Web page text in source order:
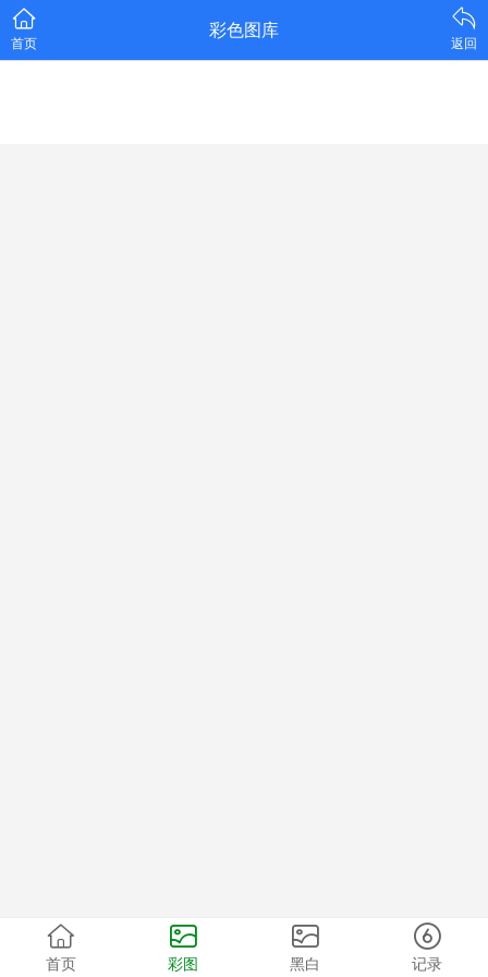
首页
彩色图库
返回
首页 彩图 黑白 记录